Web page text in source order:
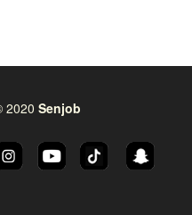
2020 Senjob